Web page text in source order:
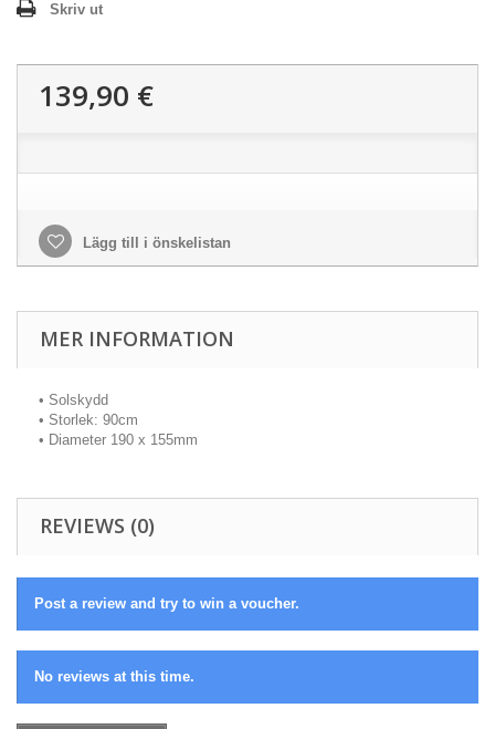
Skriv ut
139,90 €
Lägg till i önskelistan
MER INFORMATION
• Solskydd
• Storlek: 90cm
• Diameter 190 x 155mm
REVIEWS (0)
Post a review and try to win a voucher.
No reviews at this time.